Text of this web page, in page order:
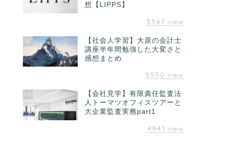
想【LIPPS】
5567 view
9
【社会人学習】大原の会計士
講座半年間勉強した大変さと
感想まとめ
5530 view
10
【会社見学】有限責任監査法
人トーマツオフィスツアーと
大企業監査実務part1
4841 view